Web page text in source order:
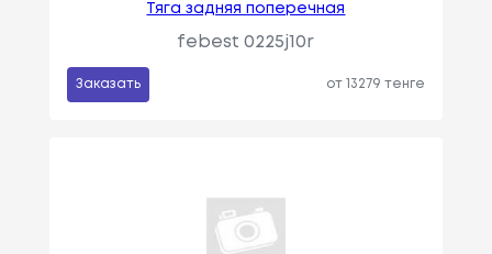
Тяга задняя поперечная
febest 0225j10r
Заказать от 13279 тенге